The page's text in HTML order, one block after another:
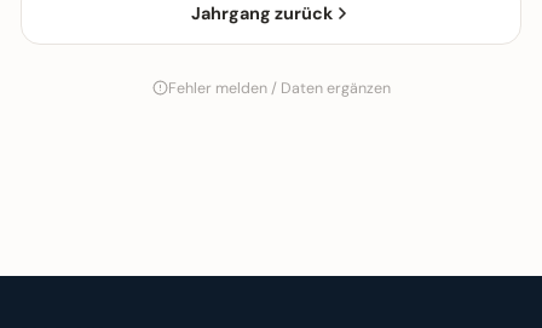
Jahrgang zurück
Fehler melden / Daten ergänzen